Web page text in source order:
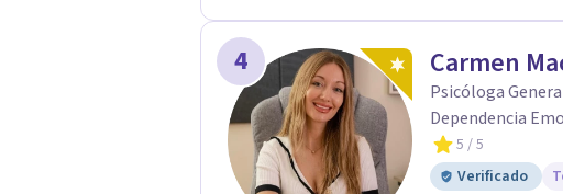
4 Carmen
Psicóloga
Dependencia
5 / 5
Verificado